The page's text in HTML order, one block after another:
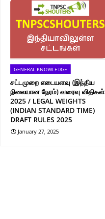
GENERAL KNOWLEDGE
சட்டமுறை எடையளவு (இந்திய
நிலையான நேரம்) வரைவு விதிகள்
2025 / LEGAL WEIGHTS
(INDIAN STANDARD TIME)
DRAFT RULES 2025
January 27, 2025